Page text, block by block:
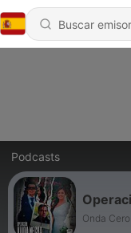
Podcasts
Onda